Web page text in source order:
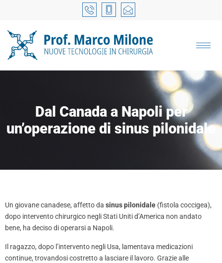
Dal Canada a Napoli per
un’operazione di sinus pilonidale
Un giovane canadese, affetto da sinus pilonidale (fistola coccigea),
dopo intervento chirurgico negli Stati Uniti d’America non andato
bene, ha deciso di operarsi a Napoli.
Il ragazzo, dopo l’intervento negli Usa, lamentava medicazioni
continue, trovandosi costretto a lasciare il lavoro. Grazie alle